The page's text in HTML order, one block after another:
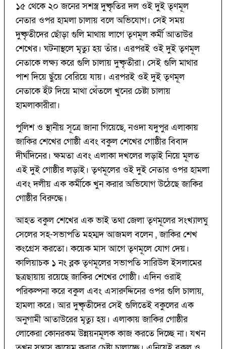
১৫ থেকে ২০ জনের সশস্ত্র দুষ্কৃতির দল ওই দুই তৃণমূল
নেতার ওপর হামলা চালায় বলে অভিযোগ। সেই সময়
দুষ্কৃতীদের ছোঁড়া গুলি মাথায় লাগে তৃণমূল কর্মী আতাউর
শেখের। ঘটনাস্থলে মৃত্যু হয় তাঁর। এরপরই ওই দুই তৃণমূল
নেতাকে লক্ষ্য করে গুলি চালায় দুষ্কৃতীরা। সেই গুলি মাথার
পাশ দিয়ে ছুঁয়ে বেরিয়ে যায়। এরপরই ওই দুই তৃণমূল
নেতাকে ইঁট দিয়ে মাথা থেঁতলে খুনের চেষ্টা চালায়
হামলাকারীরা।
পুলিশ ও স্থানীয় সূত্রে জানা গিয়েছে, নওদা যদুপুর এলাকায়
জাকির শেখের গোষ্ঠী এবং বকুল শেখের গোষ্ঠীর বিবাদ
দীর্ঘদিনের। ক্ষমতা এবং এলাকা দখলের লড়াই নিয়ে মূলত
এই দুই গোষ্ঠীর লড়াই। তৃণমূলের ওই দুই নেতার ওপর হামলা
এবং দলীয় এক কর্মীকে খুন করার অভিযোগ উঠেছে জাকির
গোষ্ঠীর বিরুদ্ধে।
আহত বকুল শেখের এক ভাই তথা জেলা তৃণমূলের সংখ্যালঘু
সেলের সহ-সভাপতি মহম্মদ আজমল বলেন , জাকির শেখ
কংগ্রেস করতো। কয়েক মাস আগে তৃণমূলে যোগ দেয়।
কালিয়াচক ১ নং ব্লক তৃণমূলের সভাপতি সারিউল ইসলামের
ছত্রছায়ায় রয়েছে জাকির শেখের গোষ্ঠী। এদিন ওরাই
পরিকল্পনা করে বকুল এবং এসারুদ্দিনের ওপর গুলি চালায়,
হামলা করে। আর দুষ্কৃতীদের সেই গুলিতেই বকুলের এক
অনুগামী আতাউরের মৃত্যু হয়। এলাকায় জাকির গোষ্ঠীর
লোকেরা কোনরকম উন্নয়নমূলক কাজ করতে দিচ্ছে না। যখন